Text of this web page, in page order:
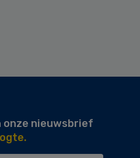
nieuwsbrief